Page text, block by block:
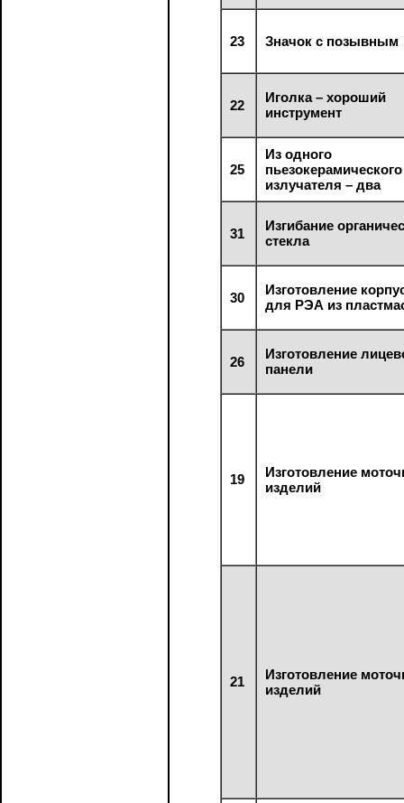
23 Значок с позывным
22
Иголка – хороший
инструмент
25
Из одного
пьезокерамического
излучателя – два
31
Изгибание
стекла
30
Изготовление
для РЭА из
26
Изготовление
панели
19
Изготовление
изделий
21
Изготовление
изделий